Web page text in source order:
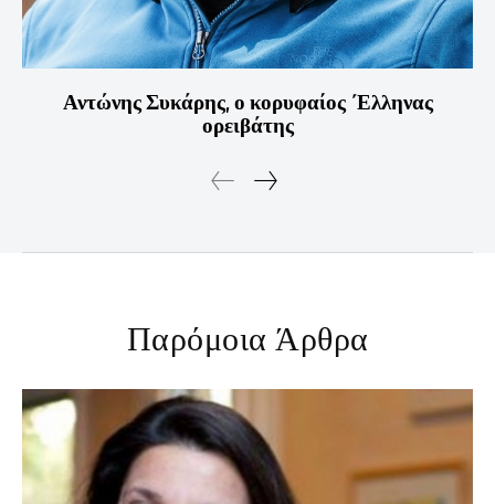
Αντώνης Συκάρης, ο κορυφαίος ΄Ελληνας
ορειβάτης
Παρόμοια Άρθρα